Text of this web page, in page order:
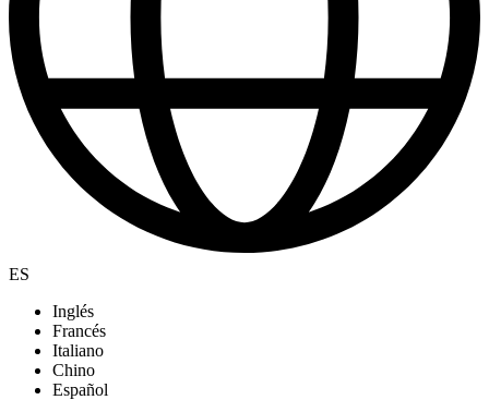
ES
Inglés
Francés
Italiano
Chino
Español